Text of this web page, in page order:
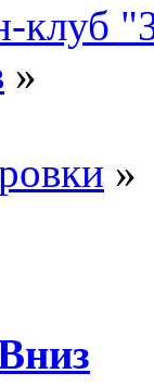
клуб
»
»